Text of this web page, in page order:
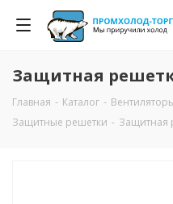
Защитная
Главная - Каталог -
Защитные решетки - Защитная